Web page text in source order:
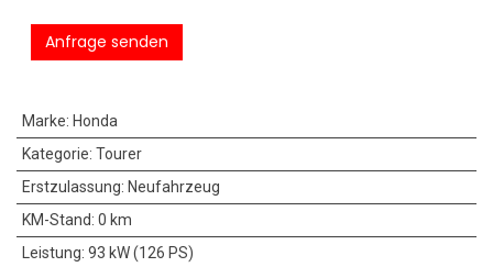
Anfrage senden
Marke: Honda
Kategorie: Tourer
Erstzulassung: Neufahrzeug
KM-Stand: 0 km
Leistung: 93 kW (126 PS)